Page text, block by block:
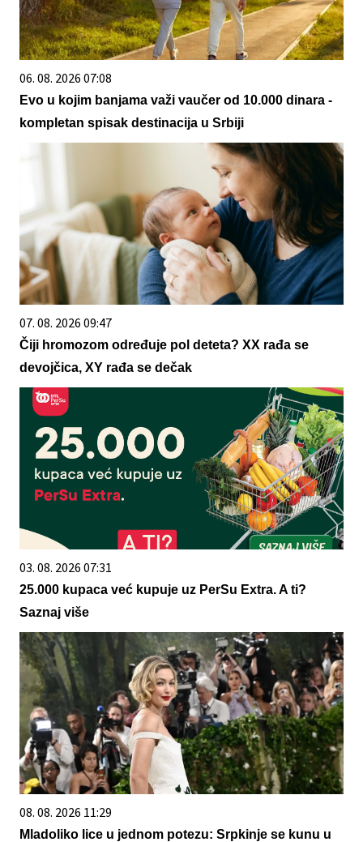
06. 08. 2026 07:08
Evo u kojim banjama važi vaučer od 10.000 dinara -
kompletan spisak destinacija u Srbiji
07. 08. 2026 09:47
Čiji hromozom određuje pol deteta? XX rađa se
devojčica, XY rađa se dečak
03. 08. 2026 07:31
25.000 kupaca već kupuje uz PerSu Extra. A ti?
Saznaj više
08. 08. 2026 11:29
Mladoliko lice u jednom potezu: Srpkinje se kunu u